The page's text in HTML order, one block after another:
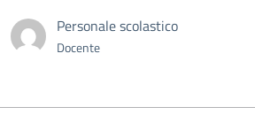
Personale scolastico
Docente